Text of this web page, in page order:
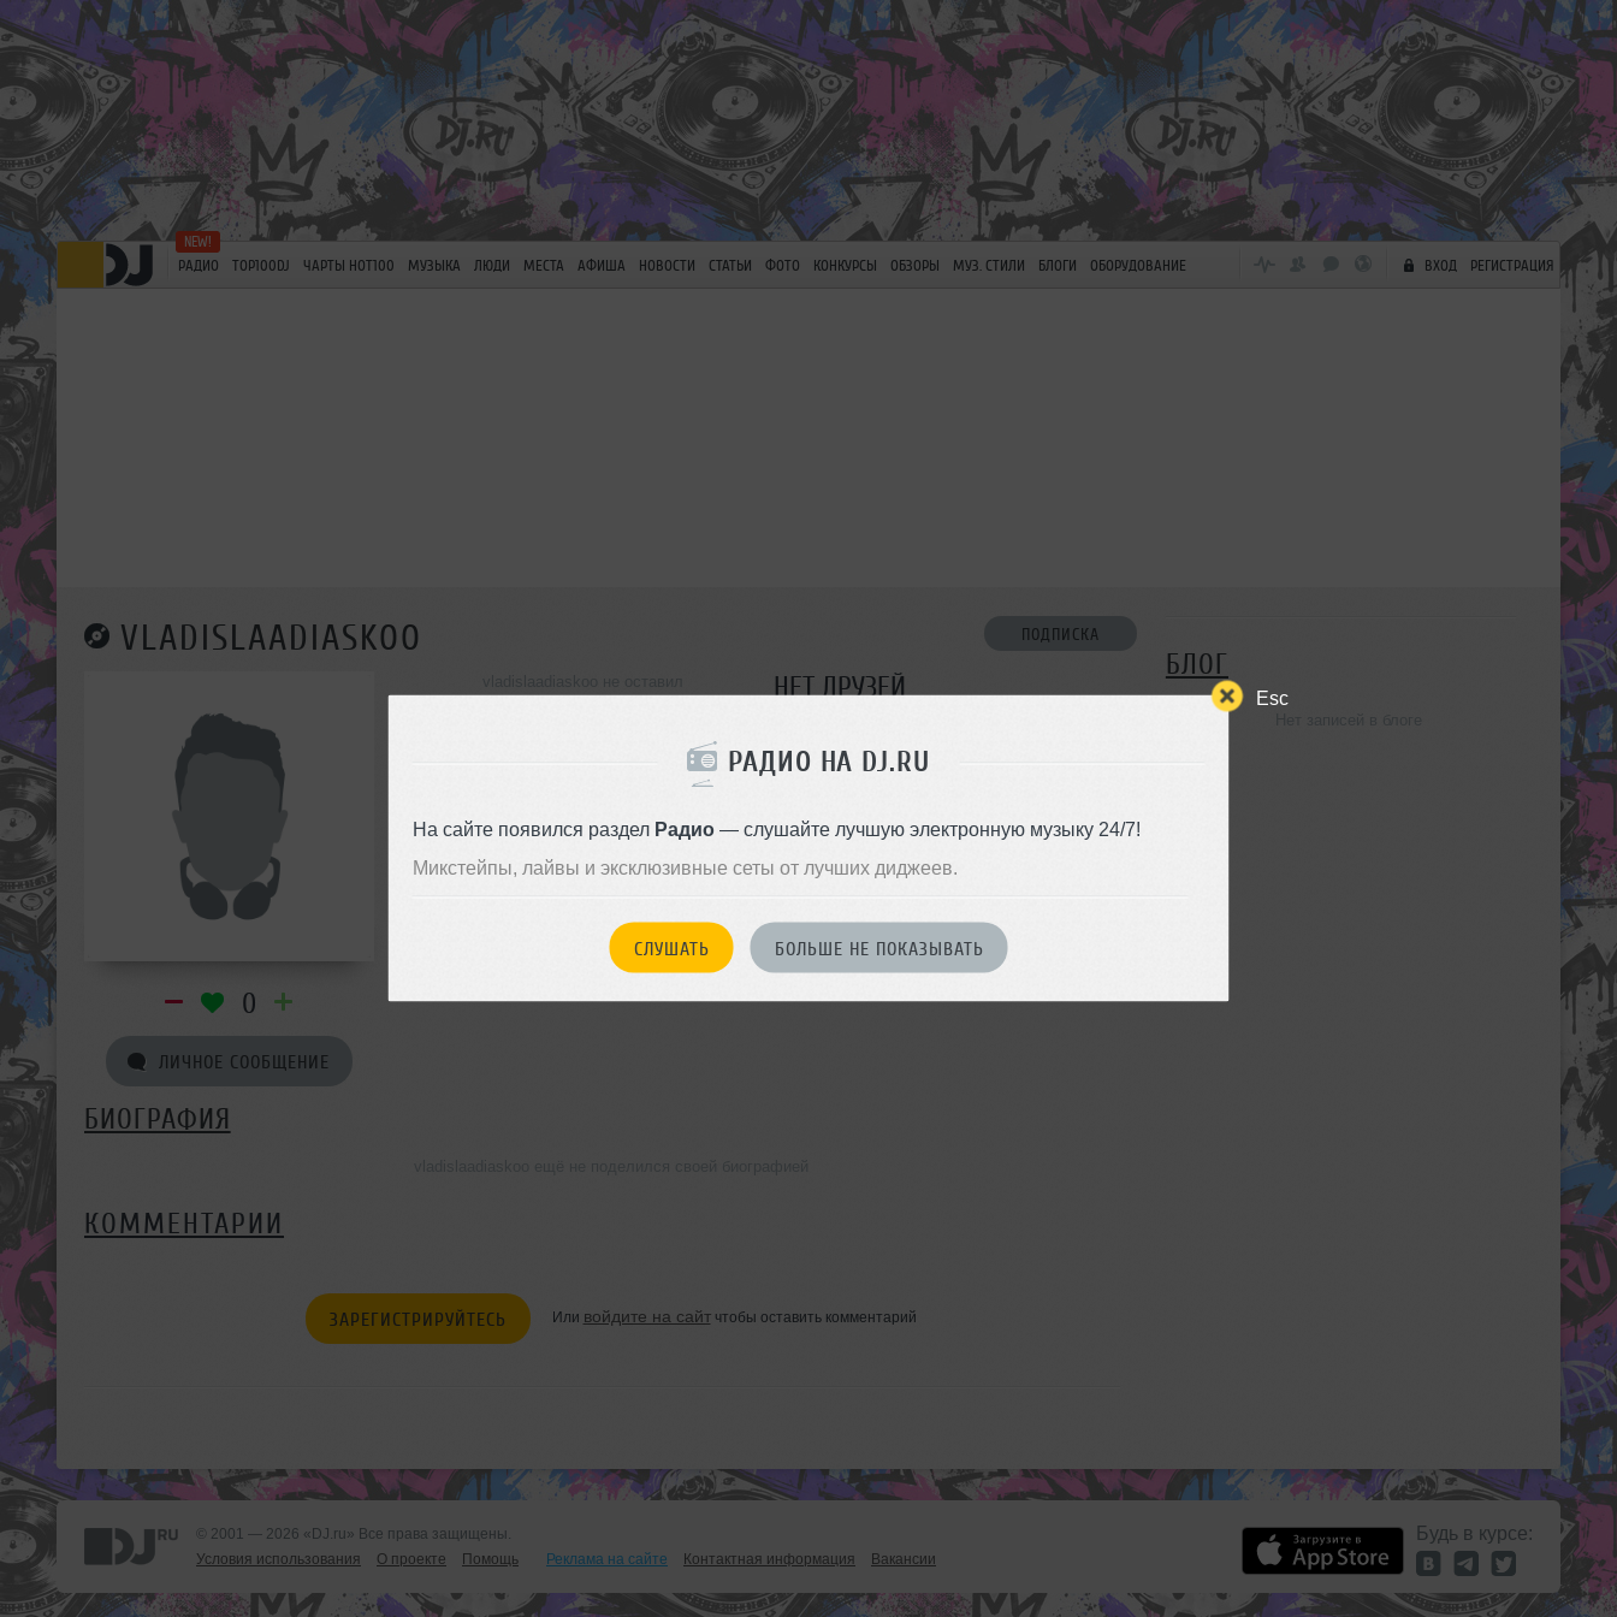
Esc
РАДИО НА DJ.RU
На сайте появился раздел Радио— слушайте лучшую электронную музыку 24/7!
Микстейпы, лайвы и эксклюзивные сеты от лучших диджеев.
СЛУШАТЬ БОЛЬШЕ НЕ ПОКАЗЫВАТЬ
РАДИО TOP100DJ ЧАРТЫ HOT100 МУЗЫКА ЛЮДИ МЕСТА АФИША НОВОСТИ СТАТЬИ ФОТО КОНКУРСЫ ОБЗОРЫ МУЗ. СТИЛИ БЛОГИ ОБОРУДОВАНИЕ ВХОД РЕГИСТРАЦИЯ
VLADISLAADIASKOO ПОДПИСКА
0
ЛИЧНОЕ СООБЩЕНИЕ
НЕТ ДРУЗЕЙ
БИОГРАФИЯ
КОММЕНТАРИИ
ЗАРЕГИСТРИРУЙТЕСЬ Или войдите на сайтчтобы оставить комментарий
БЛОГ
© 2001 — 2026 «DJ.ru» Все права защищены.
Условия использования
О проекте Помощь Реклама на сайте Контактная информация Вакансии
Будь в курсе: